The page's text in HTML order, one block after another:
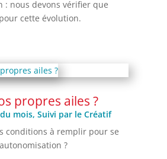
: nous devons vérifier que
cette évolution.
propres ailes ?
mois, Suivi par le Créatif
conditions à remplir pour se
?